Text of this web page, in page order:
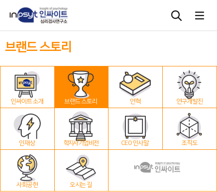
심리검사
상담도구
교육 워크숍
단체검사
브랜드 스토리
인싸이트 소개 브랜드 스토리 연혁 연구개발진
인재상 학지사 기업 비전 CEO 인사말 조직도
사회공헌 오시는 길